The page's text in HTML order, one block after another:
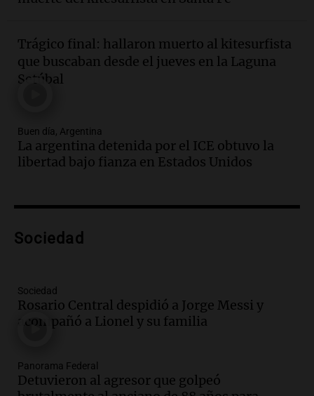
Audio.Desayuno ideal: nutrición
personalizada y diversidad para romper
el ayuno nocturno
Audio.Altas Cumbres: rescataron a una
cabra que llevaba ocho días atrapada en
un precipicio
ante la detención y deportación en
Audio.Chile planteó mejorar la
conectividad fronteriza, aérea y digital
Episodios
Audio.Del fitness a la longevidad: por
Trágico final: hallaron muerto al kitesurfista
que buscaban desde el jueves en la Laguna
Setúbal
Buen día, Argentina
La argentina detenida por el ICE obtuvo la
libertad bajo fianza en Estados Unidos
Sociedad
Sociedad
Rosario Central despidió a Jorge Messi y
acompañó a Lionel y su familia
Panorama Federal
Detuvieron al agresor que golpeó